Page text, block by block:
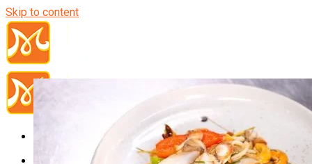
Skip to content